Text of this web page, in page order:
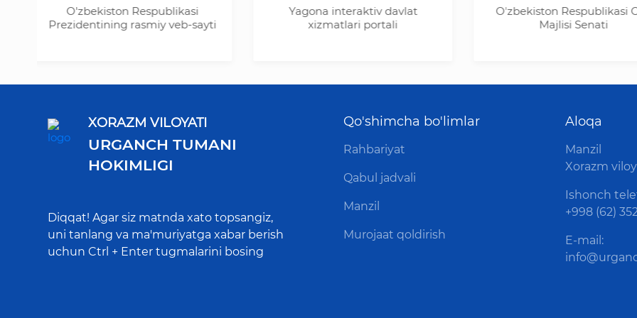
O'zbekiston Respublikasi
Prezidentining rasmiy veb-sayti
Yagona interaktiv davlat
xizmatlari portali
Oʼzbekiston Respublikasi Oliy
Majlisi Senati
XORAZM VILOYATI
URGANCH TUMANI
HOKIMLIGI
Diqqat! Agar siz matnda xato topsangiz,
uni tanlang va ma'muriyatga xabar berish
uchun Ctrl + Enter tugmalarini bosing
Qo'shimcha bo'limlar
Rahbariyat
Qabul jadvali
Manzil
Murojaat qoldirish
Aloqa
Manzil
Xorazm
Ishonch
+998 (62)
E-mail: